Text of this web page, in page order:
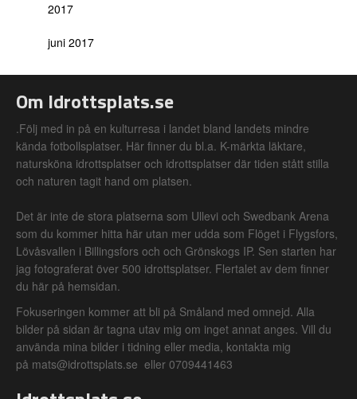
2017
juni 2017
Om Idrottsplats.se
.Följ med in på en kulturresa i landet bland landets mindre
kända fotbollsplatser. Här finner du bl.a. K-märkta läktare,
natursköna idrottsplatser och idrottsplatser där tiden stått stilla
och naturen tagit hand om platsen.
Det är inte de stora platserna som Ullevi och Swedbank Arena
som du kommer hitta här utan mer udda som Flöget i Flygsfors,
Lövåsvallen i Billingsfors och och Grönskogs IP. Sen starten har
jag fotograferat över 500 idrottsplatser. Flertalet av dem finner
du här på hemsidan.
Fokuseringen kommer att bli på Småland med omnejd. Alla
bilder på sidan är tagna utav mig om inget annat anges. Vill du
använda mina bilder i tidning eller media, kontakta mig
på mats@idrottsplats.se eller 0709441463